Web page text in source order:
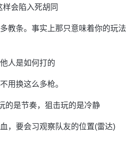
会陷入死胡同
教条。事实上那只意味着你的玩法
人是如何打的
用换这么多枪。
的是节奏，狙击玩的是冷静
，要会习观察队友的位置(雷达)